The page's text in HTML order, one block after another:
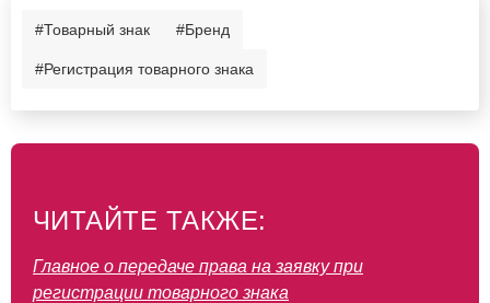
#Товарный знак #Бренд
#Регистрация товарного знака
ЧИТАЙТЕ ТАКЖЕ:
Главное о передаче права на заявку при
регистрации товарного знака